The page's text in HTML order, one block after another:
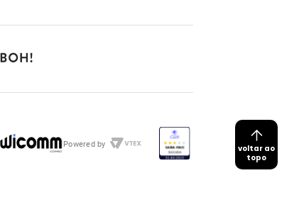
voltar ao
topo
Powered by